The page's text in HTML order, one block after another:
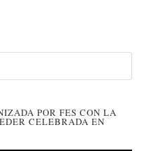
POR FES CON LA
CELEBRADA EN